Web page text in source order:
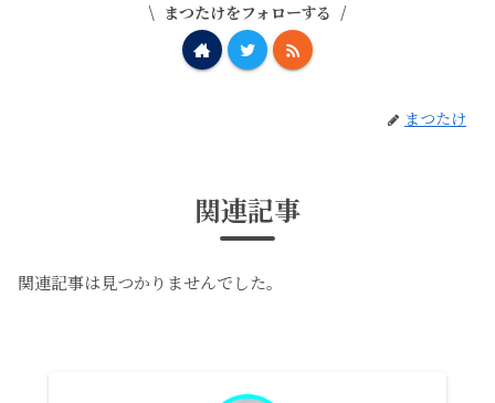
まつたけをフォローする
まつたけ
関連記事
関連記事は見つかりませんでした。